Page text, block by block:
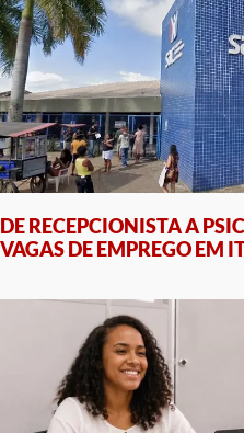
DE RECEPCIONISTA A
VAGAS DE EMPREGO EM